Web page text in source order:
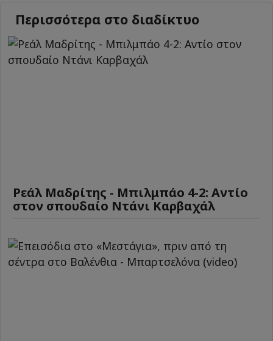
Περισσότερα στο διαδίκτυο
Ρεάλ Μαδρίτης - Μπιλμπάο 4-2: Αντίο
στον σπουδαίο Ντάνι Καρβαχάλ